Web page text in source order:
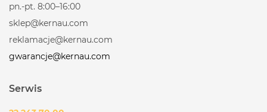
pn.-pt. 8:00–16:00
sklep@kernau.com
reklamacje@kernau.com
gwarancje@kernau.com
Serwis